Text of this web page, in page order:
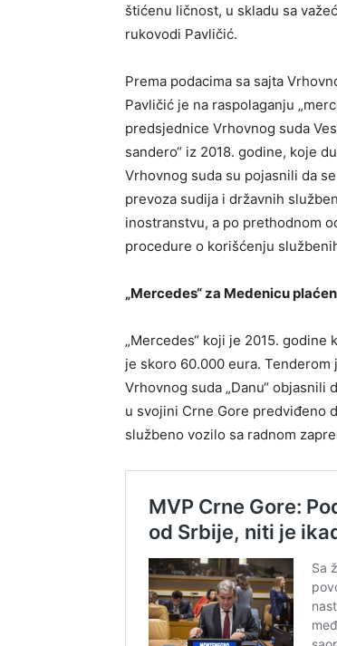
štićenu ličnost, u skladu sa
rukovodi Pavličić.
Prema podacima sa sajta
Pavličić je na raspolaganju
predsjednice Vrhovnog suda
sandero“ iz 2018. godine, koje
Vrhovnog suda su pojasnili da
prevoza sudija i državnih
inostranstvu, a po prethodnom
procedure o korišćenju
„Mercedes“ za Medenicu
„Mercedes“ koji je 2015.
je skoro 60.000 eura.
Vrhovnog suda „Danu“
u svo­ji­ni Cr­ne Go­re predviđeno
slu­žbe­no vo­zi­lo sa rad­nom